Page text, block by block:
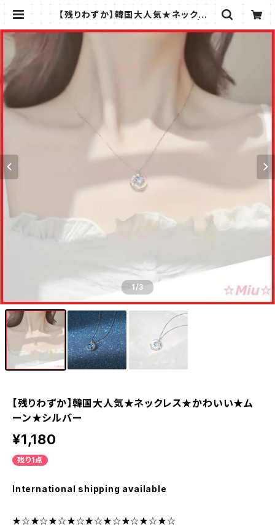
【残りわずか】韓国大人気★ネックレス
フィーナ -RAFFINA -| 薄いコイン
1/3
【残りわずか】韓国大人気★ネックレス★かわいい★ム
ーン★シルバー
¥1,180
残り1点
International shipping available
★☆★☆★☆★☆★☆★☆★☆★☆★☆